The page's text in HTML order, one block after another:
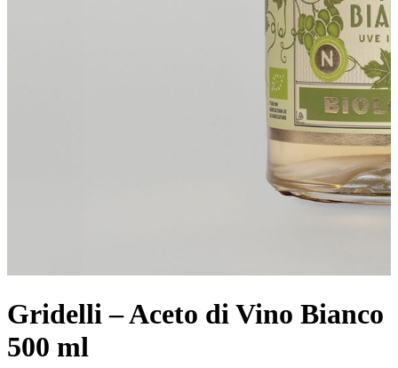
Gridelli – Aceto di Vino Bianco
500 ml